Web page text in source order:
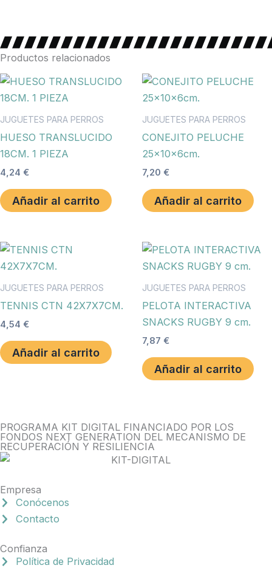
Productos relacionados
JUGUETES PARA PERROS
HUESO TRANSLUCIDO
18CM. 1 PIEZA
4,24 €
Añadir al carrito
JUGUETES PARA PERROS
CONEJITO PELUCHE
25x10x6cm.
7,20 €
Añadir al carrito
JUGUETES PARA PERROS
TENNIS CTN 42X7X7CM.
4,54 €
Añadir al carrito
JUGUETES PARA PERROS
PELOTA INTERACTIVA
SNACKS RUGBY 9 cm.
7,87 €
Añadir al carrito
PROGRAMA KIT DIGITAL FINANCIADO POR LOS
FONDOS NEXT GENERATION DEL MECANISMO DE
RECUPERACIÓN Y RESILIENCIA
Empresa
Conócenos
Contacto
Confianza
Política de Privacidad